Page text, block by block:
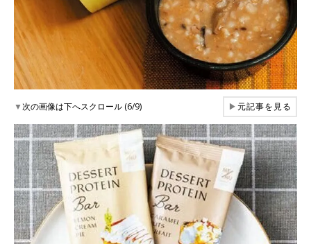
▼次の画像は下へスクロール (6/9) ▶元記事を見る